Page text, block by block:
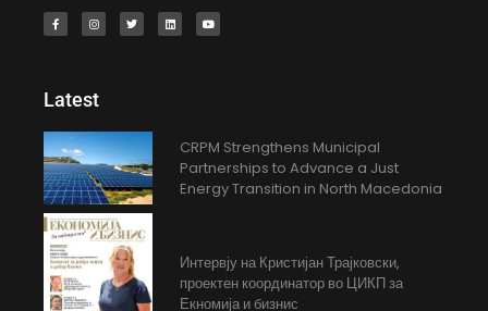
Latest
CRPM Strengthens Municipal
Partnerships to Advance a Just
Energy Transition in North Macedonia
Интервју на Кристијан Трајковски,
проектен координатор во ЦИКП за
Екномија и бизнис